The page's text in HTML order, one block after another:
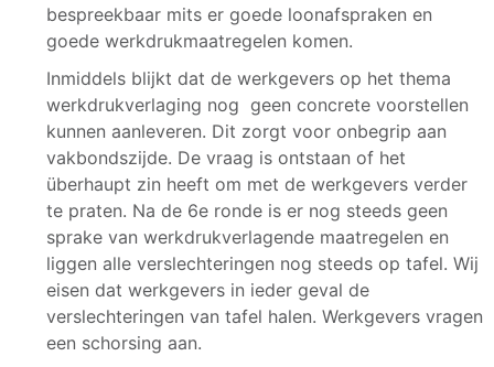
bespreekbaar mits er goede loonafspraken en
goede werkdrukmaatregelen komen.
Inmiddels blijkt dat de werkgevers op het thema
werkdrukverlaging nog geen concrete voorstellen
kunnen aanleveren. Dit zorgt voor onbegrip aan
vakbondszijde. De vraag is ontstaan of het
überhaupt zin heeft om met de werkgevers verder
te praten. Na de 6e ronde is er nog steeds geen
sprake van werkdrukverlagende maatregelen en
liggen alle verslechteringen nog steeds op tafel. Wij
eisen dat werkgevers in ieder geval de
verslechteringen van tafel halen. Werkgevers vragen
een schorsing aan.